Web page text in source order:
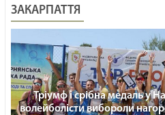
МОЛИТВА І
файно
29.01.2025
ЗАКАРПАТТЯ
Тріумф і срібна медаль у
волейболісти вибороли